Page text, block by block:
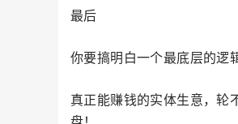
最后
你要搞明白一个最底层的逻辑
真正能赚钱的实体生意，轮